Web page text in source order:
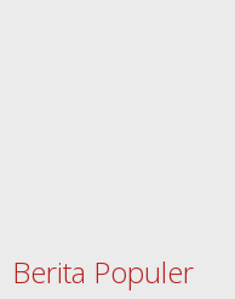
Berita Populer